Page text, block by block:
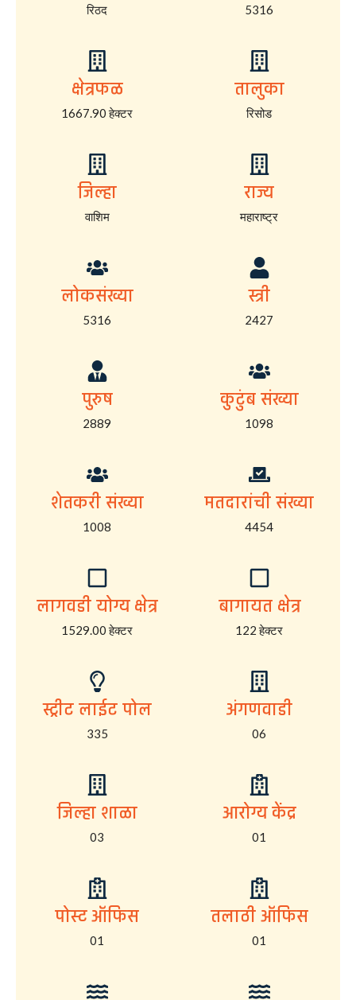
रिठद 5316
क्षेत्रफळ
1667.90 हेक्टर
तालुका
रिसोड
जिल्हा
वाशिम
राज्य
महाराष्ट्र
लोकसंख्या
5316
स्त्री
2427
पुरुष
2889
कुटुंब संख्या
1098
शेतकरी संख्या
1008
मतदारांची संख्या
4454
लागवडी योग्य क्षेत्र
1529.00 हेक्टर
बागायत क्षेत्र
122 हेक्टर
स्ट्रीट लाईट पोल
335
अंगणवाडी
06
जिल्हा शाळा
03
आरोग्य केंद्र
01
पोस्ट ऑफिस
01
तलाठी ऑफिस
01